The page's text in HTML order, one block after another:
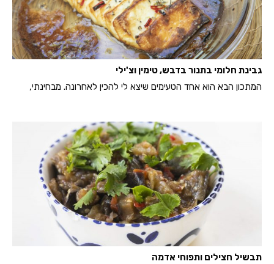
גבינת חלומי בתנור בדבש, טימין וצ'ילי
המתכון הבא הוא אחד הטעימים שיצא לי להכין לאחרונה. מבחינתי,
תבשיל חצילים ותפוחי אדמה